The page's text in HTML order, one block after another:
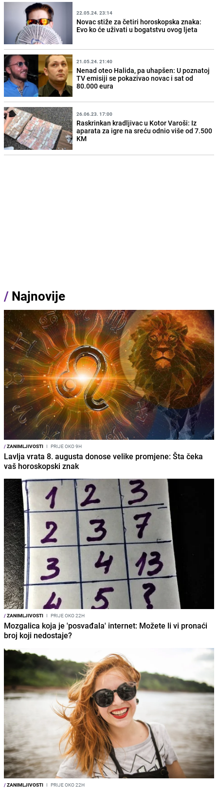
22.05.24. 23:14
Novac stiže za četiri horoskopska znaka:
Evo ko će uživati u bogatstvu ovog ljeta
21.05.24. 21:40
Nenad oteo Halida, pa uhapšen: U poznatoj
TV emisiji se pokazivao novac i sat od
80.000 eura
26.06.23. 17:00
Raskrinkan kradljivac u Kotor Varoši: Iz
aparata za igre na sreću odnio više od 7.500
KM
/ Najnovije
/ZANIMLJIVOSTI I PRIJE OKO 9H
Lavlja vrata 8. augusta donose velike promjene: Šta čeka
vaš horoskopski znak
/ZANIMLJIVOSTI I PRIJE OKO 22H
Mozgalica koja je 'posvađala' internet: Možete li vi pronaći
broj koji nedostaje?
/ZANIMLJIVOSTI I PRIJE OKO 22H